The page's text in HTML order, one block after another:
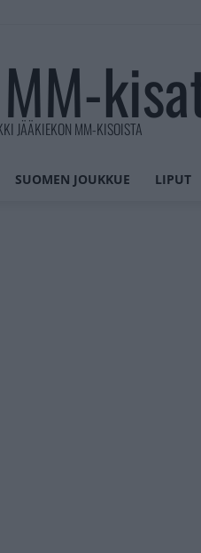
JÄÄKIEKON MM-KISOISTA
SUOMEN JOUKKUE LIPUT